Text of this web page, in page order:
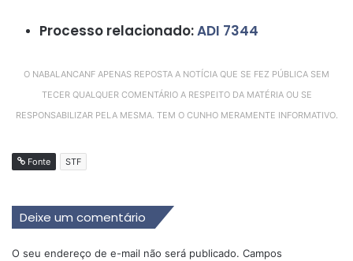
Processo relacionado:ADI 7344
O NABALANCANF APENAS REPOSTA A NOTÍCIA QUE SE FEZ PÚBLICA SEM
TECER QUALQUER COMENTÁRIO A RESPEITO DA MATÉRIA OU SE
RESPONSABILIZAR PELA MESMA. TEM O CUNHO MERAMENTE INFORMATIVO.
Fonte STF
Deixe um comentário
O seu endereço de e-mail não será publicado. Campos